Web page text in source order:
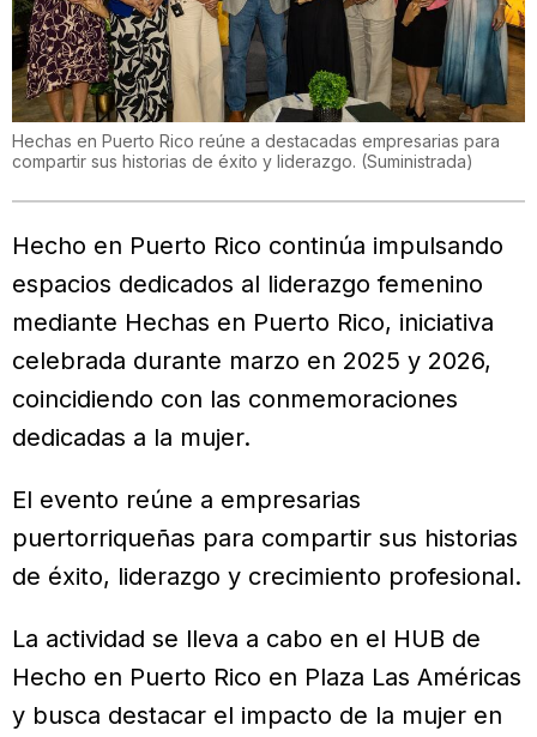
Hechas en Puerto Rico reúne a destacadas empresarias para
compartir sus historias de éxito y liderazgo. (Suministrada)
Hecho en Puerto Rico continúa impulsando
espacios dedicados al liderazgo femenino
mediante Hechas en Puerto Rico, iniciativa
celebrada durante marzo en 2025 y 2026,
coincidiendo con las conmemoraciones
dedicadas a la mujer.
El evento reúne a empresarias
puertorriqueñas para compartir sus historias
de éxito, liderazgo y crecimiento profesional.
La actividad se lleva a cabo en el HUB de
Hecho en Puerto Rico en Plaza Las Américas
y busca destacar el impacto de la mujer en